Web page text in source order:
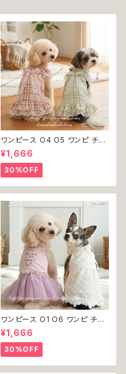
ワンピース O4 O5 ワンピ チェ
ック プリーツ レース 女の子 犬
犬服 小型 猫 服 洋服 ペット do
g ドッグウェア おしゃれ かわい
い 返品交換不可
¥1,666
30%OFF
ワンピース O1 O6 ワンピ チュ
ール レース 花 フラワー 女の子
犬 犬服 小型 猫 服 洋服 ペット
dog ドッグウェア おしゃれ かわ
いい 返品交換不可
¥1,666
30%OFF